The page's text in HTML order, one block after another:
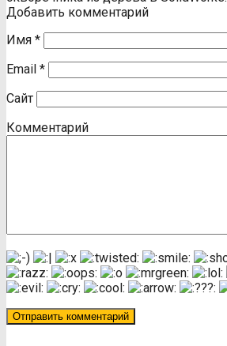
Добавить комментарий
Имя *
Email *
Сайт
Комментарий